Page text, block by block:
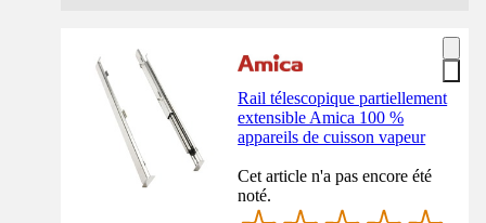
Rail télescopique partiellement
extensible Amica 100 %
appareils de cuisson vapeur
Cet article n'a pas encore été
noté.